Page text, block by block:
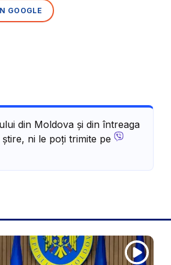
GOOGLE
din Moldova și din întreaga
ni le poți trimite pe